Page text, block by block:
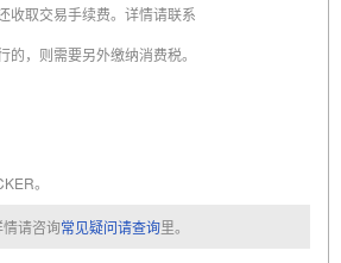
收取交易手续费。详情请联系
，则需要另外缴纳消费税。
。
请咨询常见疑问请查询里。